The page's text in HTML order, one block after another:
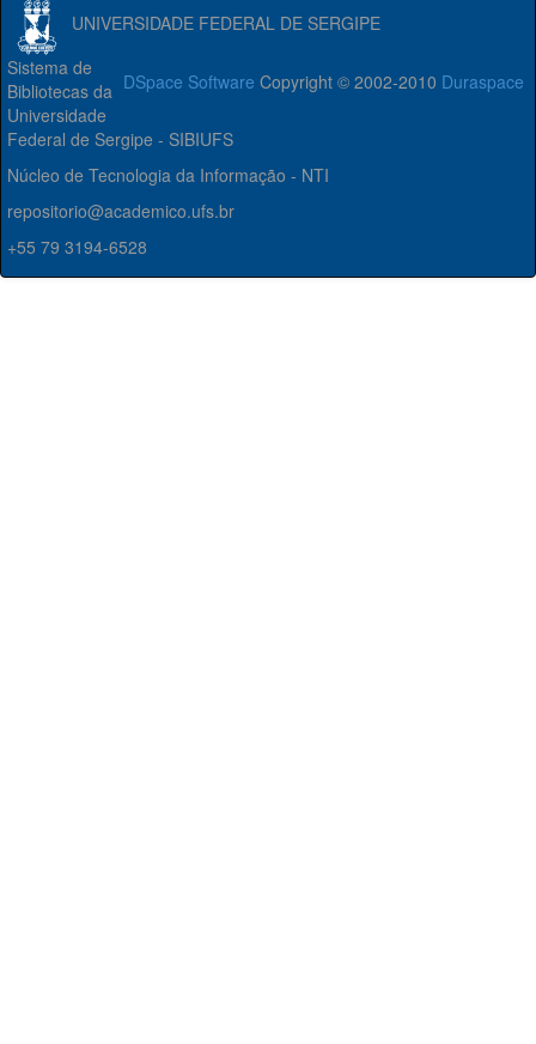
UNIVERSIDADE FEDERAL DE SERGIPE
DSpace Software Copyright © 2002-2010 Duraspace
Sistema de
Bibliotecas da
Universidade
Federal de Sergipe - SIBIUFS
Núcleo de Tecnologia da Informação - NTI
repositorio@academico.ufs.br
+55 79 3194-6528